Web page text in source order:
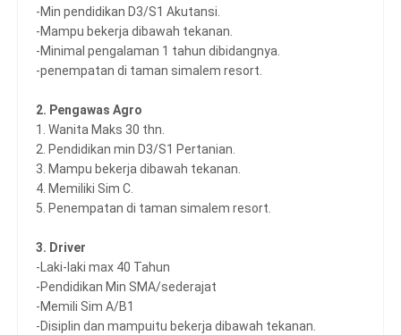
-Min pendidikan D3/S1 Akutansi.
-Mampu bekerja dibawah tekanan.
-Minimal pengalaman 1 tahun dibidangnya.
-penempatan di taman simalem resort.
2. Pengawas Agro
1. Wanita Maks 30 thn.
2. Pendidikan min D3/S1 Pertanian.
3. Mampu bekerja dibawah tekanan.
4. Memiliki Sim C.
5. Penempatan di taman simalem resort.
3. Driver
-Laki-laki max 40 Tahun
-Pendidikan Min SMA/sederajat
-Memili Sim A/B1
-Disiplin dan mampuitu bekerja dibawah tekanan.